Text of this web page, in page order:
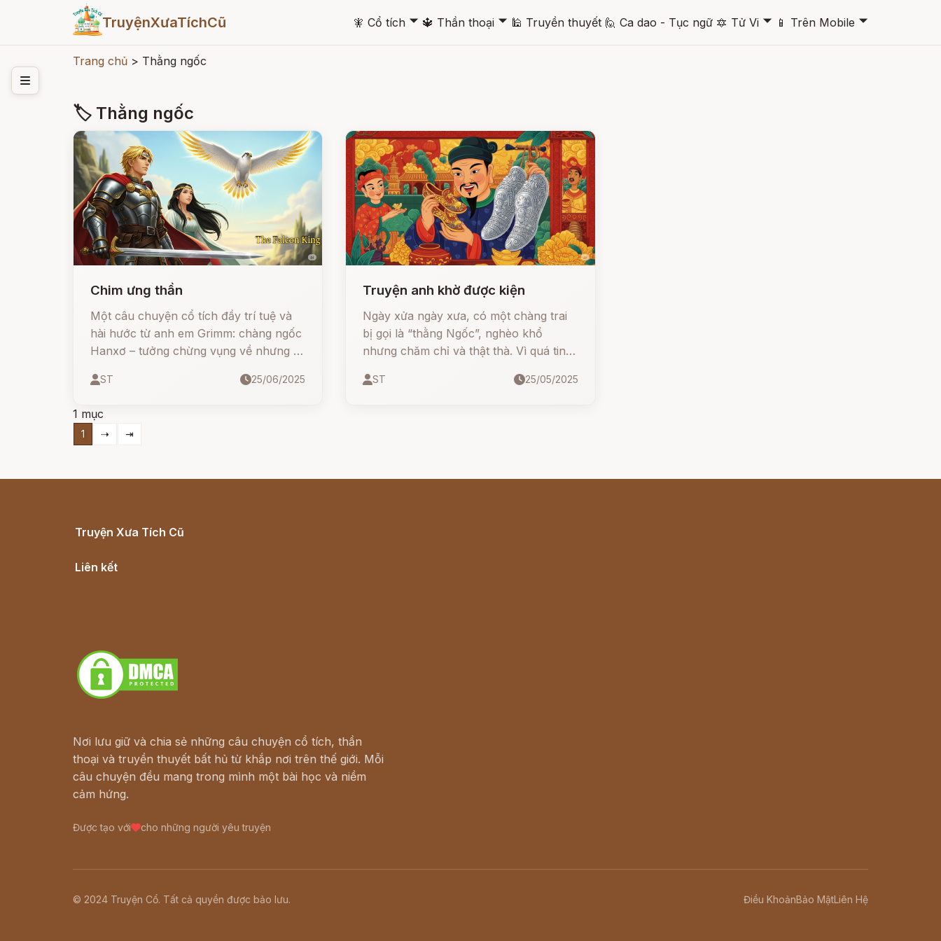
TruyệnXưaTíchCũ 🧚 Cổ tích 🞃 🔱 Thần thoại 🞃 🕌 Truyền thuyết 🙋 Ca dao - Tục ngữ 🔯 Tử Vi 🞃 📱 Trên Mobile 🞃
Trang chủ > Thằng ngốc
🏷 Thằng ngốc
Chim ưng thần
Một câu chuyện cổ tích đầy trí tuệ và
hài hước từ anh em Grimm: chàng ngốc
Hanxơ – tưởng chừng vụng về nhưng lại
bệnh, vượt qua thử thách, đánh lừa nhà
công chúa, lên ngôi vua.
ST 25/06/2025
Truyện anh khờ được kiện
Ngày xửa ngày xưa, có một chàng trai
bị gọi là “thằng Ngốc”, nghèo khổ
nhưng chăm chỉ và thật thà. Vì quá tin
giả, bạc giả, cho đến lụa đinh kiến, rồi
ST 25/05/2025
1 mục
1 ⇢ ⇥
Truyện Xưa Tích Cũ
Liên kết
Nơi lưu giữ và chia sẻ những câu chuyện cổ tích, thần
thoại và truyền thuyết bất hủ từ khắp nơi trên thế giới. Mỗi
câu chuyện đều mang trong mình một bài học và niềm
cảm hứng.
Được tạo với cho những người yêu truyện
© 2024 Truyện Cổ. Tất cả quyền được bảo lưu. Điều KhoảnBảo MậtLiên Hệ